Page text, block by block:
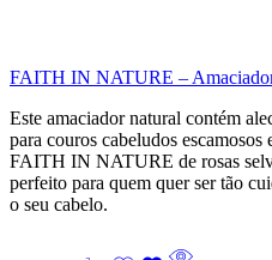
FAITH IN NATURE –
Este amaciador natural contém
para couros cabeludos
FAITH IN NATURE de rosas
perfeito para quem quer ser tão
o seu cabelo.